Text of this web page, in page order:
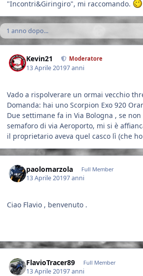
"Incontri&Giringiro", mi raccomando.
1 anno dopo...
Kevin21 Moderatore
13 Aprile 20197 anni
Vado a rispolverare un ormai vecchio
Domanda: hai uno Scorpion Exo 920
Due settimane fa in Via Bologna , se
semaforo di via Aeroporto, mi si è
il proprietario aveva quel casco lì (che
paolomarzola Full Member
13 Aprile 20197 anni
Ciao Flavio , benvenuto .
FlavioTracer89 Full Member
13 Aprile 20197 anni